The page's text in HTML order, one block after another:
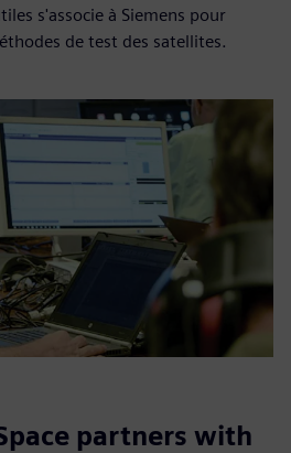
s'associe à Siemens pour
de test des satellites.
partners with